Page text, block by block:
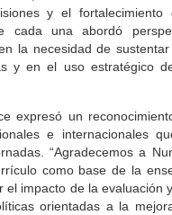
y el fortalecimiento
cada una abordó
la necesidad de
y en el uso estratégico
expresó un
e internacionales
“Agradecemos a
como base de la
el impacto de la evaluación
orientadas a la